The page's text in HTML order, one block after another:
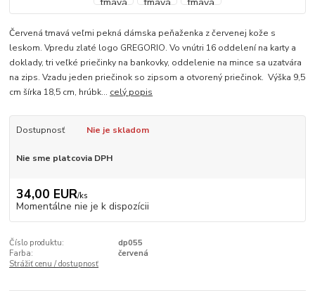
Červená tmavá veľmi pekná dámska peňaženka z červenej kože s
leskom. Vpredu zlaté logo GREGORIO. Vo vnútri 16 oddelení na karty a
doklady, tri veľké priečinky na bankovky, oddelenie na mince sa uzatvára
na zips. Vzadu jeden priečinok so zipsom a otvorený priečinok. Výška 9,5
cm šírka 18,5 cm, hrúbk... celý popis
Dostupnosť Nie je skladom
Nie sme platcovia DPH
34,00 EUR/ks
Momentálne nie je k dispozícii
Číslo produktu:
dp055
Farba:
červená
Strážiť cenu / dostupnosť